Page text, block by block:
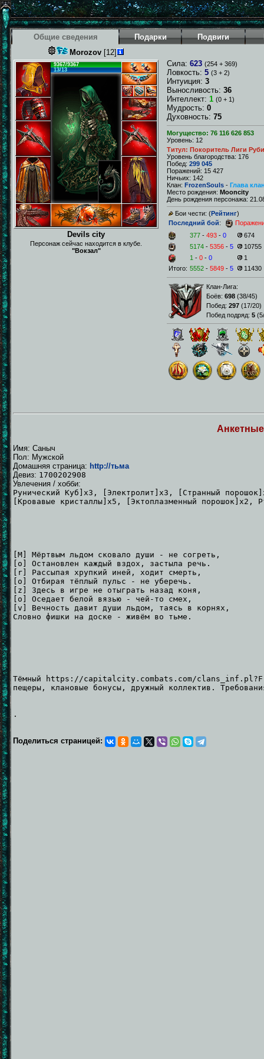
Общие сведения Подарки Подвиги
Morozov [12]
9367/9367
13/13
Devils city
Персонаж сейчас находится в клубе.
"Вокзал"
Сила: 623 (254 + 369)
Ловкость: 5 (3 + 2)
Интуиция: 3
Выносливость: 36
Интеллект: 1 (0 + 1)
Мудрость: 0
Духовность: 75
Могущество: 76 116 626 853
Уровень: 12
Титул: Покоритель Лиги
Уровень благородства: 176
Побед: 299 045
Поражений: 15 427
Ничьих: 142
Клан: FrozenSouls - Глава
Место рождения: Mooncity
День рождения персонажа:
Бои чести: (Рейтинг)
Последний бой:
377 - 493 - 0
674
5174 - 5356 - 5
10755
1 - 0 - 0
1
Итого: 5552 - 5849 - 5 11430
Клан-Лига:
Боёв: 698 (38/45)
Побед: 297 (17/20)
Побед подряд: 5 (
Имя: Саныч
Пол: Мужской
Домашняя страница: http://тьма
Девиз: 1700202908
Увлечения / хобби:
Рунический Куб]x3, [Электролит]x3, [Странный
[Кровавые кристаллы]x5, [Эктоплазменный порошок]x2,
[M] Мёртвым льдом сковало души - не согреть,
[o] Остановлен каждый вздох, застыла речь.
[r] Рассыпая хрупкий иней, ходит смерть,
[o] Отбирая тёплый пульс - не уберечь.
[z] Здесь в игре не отыграть назад коня,
[o] Оседает белой вязью - чей-то смех,
[v] Вечность давит души льдом, таясь в корнях,
Словно фишки на доске - живём во тьме.
Тёмный https://capitalcity.combats.com/
пещеры, клановые бонусы, дружный коллектив.
.
Поделиться страницей: